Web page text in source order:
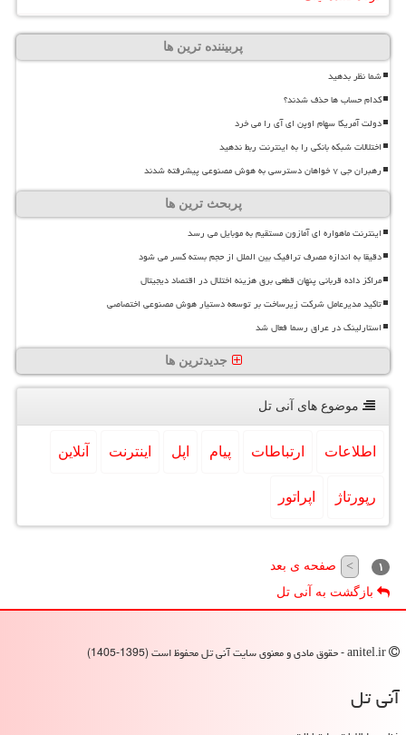
پربیننده ترین ها
شما نظر بدهید
کدام حساب ها حذف شدند؟
دولت آمریکا سهام اوپن ای آی را می خرد
اختلالات شبکه بانکی را به اینترنت ربط ندهید
رهبران جی ۷ خواهان دسترسی به هوش مصنوعی پیشرفته شدند
پربحث ترین ها
اینترنت ماهواره ای آمازون مستقیم به موبایل می رسد
دقیقا به اندازه مصرف ترافیک بین الملل از حجم بسته کسر می شود
مراکز داده قربانی پنهان قطعی برق هزینه اختلال در اقتصاد دیجیتال
تاکید مدیرعامل شرکت زیرساخت بر توسعه دستیار هوش مصنوعی اختصاصی
استارلینک در عراق رسما فعال شد
جدیدترین ها
موضوع های آنی تل
اطلاعات ارتباطات پیام اپل اینترنت آنلاین
رپورتاژ اپراتور
۱ >
صفحه ی بعد
بازگشت به آنی تل
آنی تل